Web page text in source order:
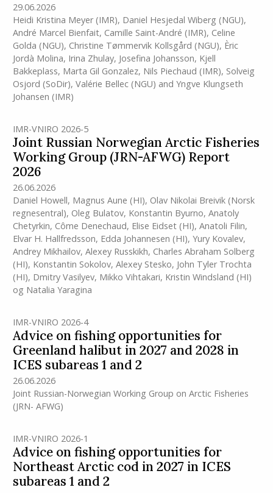
29.06.2026
Heidi Kristina Meyer(IMR), Daniel Hesjedal Wiberg (NGU),
André Marcel Bienfait, Camille Saint-André (IMR), Celine
Golda (NGU), Christine Tømmervik Kollsgård (NGU), Èric
Jordà Molina, Irina Zhulay, Josefina Johansson, Kjell
Bakkeplass, Marta Gil Gonzalez, Nils Piechaud (IMR), Solveig
Osjord (SoDir), Valérie Bellec (NGU) and Yngve Klungseth
Johansen (IMR)
IMR-VNIRO 2026-5
Joint Russian Norwegian Arctic Fisheries
Working Group (JRN-AFWG) Report
2026
26.06.2026
Daniel Howell, Magnus Aune (HI), Olav Nikolai Breivik (Norsk
regnesentral), Oleg Bulatov, Konstantin Byurno, Anatoly
Chetyrkin, Côme Denechaud, Elise Eidset(HI), Anatoli Filin,
Elvar H. Hallfredsson, Edda Johannesen (HI), Yury Kovalev,
Andrey Mikhailov, Alexey Russkikh, Charles Abraham Solberg
(HI), Konstantin Sokolov, Alexey Stesko, John Tyler Trochta
(HI), Dmitry Vasilyev, Mikko Vihtakari, Kristin Windsland (HI)
og Natalia Yaragina
IMR-VNIRO 2026-4
Advice on fishing opportunities for
Greenland halibut in 2027 and 2028 in
ICES subareas 1 and 2
26.06.2026
Joint Russian-Norwegian Working Group on Arctic Fisheries
(JRN- AFWG)
IMR-VNIRO 2026-1
Advice on fishing opportunities for
Northeast Arctic cod in 2027 in ICES
subareas 1 and 2